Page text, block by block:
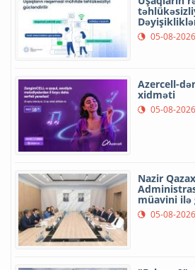
05-08-2026
Azercell-
xidməti
05-08-2026
Nazir
müavini ilə
05-08-2026